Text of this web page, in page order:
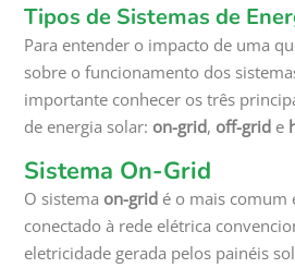
Tipos de Sistemas de
Para entender o impacto de uma
sobre o funcionamento dos
importante conhecer os três
de energia solar: on-grid, off-grid e
Sistema On-Grid
O sistema on-grid é o mais comum
conectado à rede elétrica
eletricidade gerada pelos painéis